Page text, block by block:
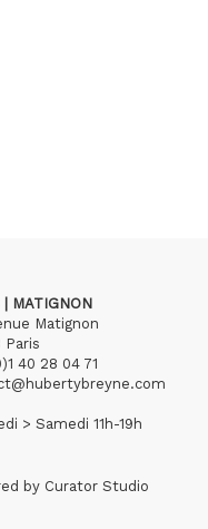
| MATIGNON
Matignon
Paris
40 28 04 71
> Samedi 11h-19h
by Curator Studio